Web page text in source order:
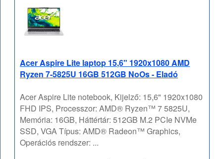
Acer Aspire Lite laptop 15,6" 1920x1080 AMD
Ryzen 7-5825U 16GB 512GB NoOs - Eladó
Acer Aspire Lite notebook, Kijelző: 15,6" 1920x1080
FHD IPS, Processzor: AMD® Ryzen™ 7 5825U,
Memória: 16GB, Háttértár: 512GB M.2 PCIe NVMe
SSD, VGA Típus: AMD® Radeon™ Graphics,
Operációs rendszer: ...